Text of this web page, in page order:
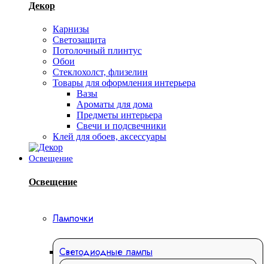
Декор
Карнизы
Светозащита
Потолочный плинтус
Обои
Стеклохолст, флизелин
Товары для оформления интерьера
Вазы
Ароматы для дома
Предметы интерьера
Свечи и подсвечники
Клей для обоев, аксессуары
Освещение
Освещение
Лампочки
Светодиодные лампы